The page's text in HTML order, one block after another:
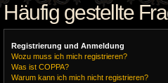
Häufig gestellte
Registrierung und Anmeldung
Wozu muss ich mich registrieren?
Was ist COPPA?
Warum kann ich mich nicht registrieren?